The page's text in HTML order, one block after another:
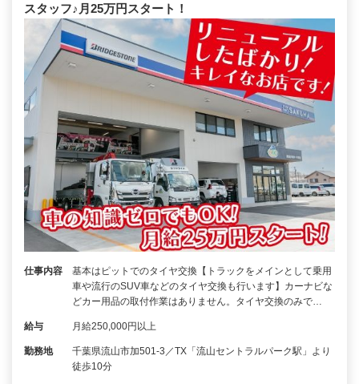
スタッフ♪月25万円スタート！
仕事内容
基本はピットでのタイヤ交換【トラックをメインとして乗用
車や流行のSUV車などのタイヤ交換も行います】カーナビな
どカー用品の取付作業はありません。タイヤ交換のみで…
給与 月給250,000円以上
勤務地
千葉県流山市加501-3／TX「流山セントラルパーク駅」より
徒歩10分